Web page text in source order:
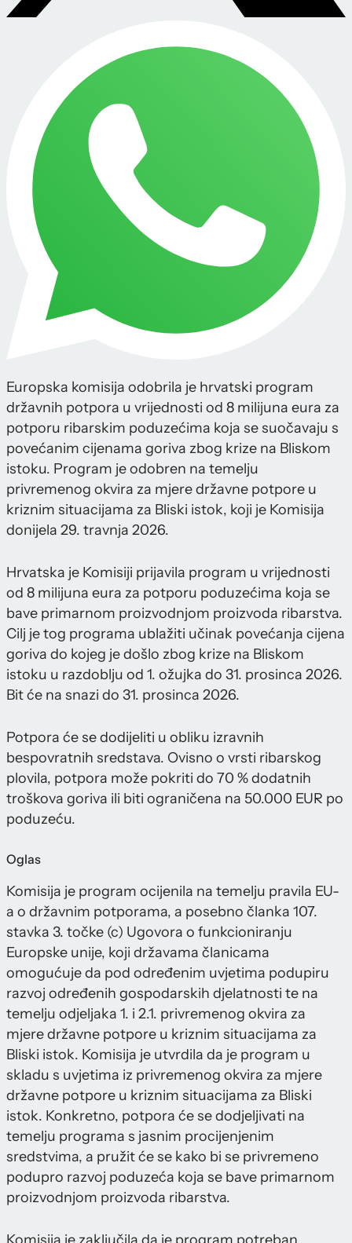
Europska komisija odobrila je hrvatski program
državnih potpora u vrijednosti od 8 milijuna eura za
potporu ribarskim poduzećima koja se suočavaju s
povećanim cijenama goriva zbog krize na Bliskom
istoku. Program je odobren na temelju
privremenog okvira za mjere državne potpore u
kriznim situacijama za Bliski istok, koji je Komisija
donijela 29. travnja 2026.
Hrvatska je Komisiji prijavila program u vrijednosti
od 8 milijuna eura za potporu poduzećima koja se
bave primarnom proizvodnjom proizvoda ribarstva.
Cilj je tog programa ublažiti učinak povećanja cijena
goriva do kojeg je došlo zbog krize na Bliskom
istoku u razdoblju od 1. ožujka do 31. prosinca 2026.
Bit će na snazi do 31. prosinca 2026.
Potpora će se dodijeliti u obliku izravnih
bespovratnih sredstava. Ovisno o vrsti ribarskog
plovila, potpora može pokriti do 70 % dodatnih
troškova goriva ili biti ograničena na 50.000 EUR po
poduzeću.
Oglas
Komisija je program ocijenila na temelju pravila EU-
a o državnim potporama, a posebno članka 107.
stavka 3. točke (c) Ugovora o funkcioniranju
Europske unije, koji državama članicama
omogućuje da pod određenim uvjetima podupiru
razvoj određenih gospodarskih djelatnosti te na
temelju odjeljaka 1. i 2.1. privremenog okvira za
mjere državne potpore u kriznim situacijama za
Bliski istok. Komisija je utvrdila da je program u
skladu s uvjetima iz privremenog okvira za mjere
državne potpore u kriznim situacijama za Bliski
istok. Konkretno, potpora će se dodjeljivati na
temelju programa s jasnim procijenjenim
sredstvima, a pružit će se kako bi se privremeno
podupro razvoj poduzeća koja se bave primarnom
proizvodnjom proizvoda ribarstva.